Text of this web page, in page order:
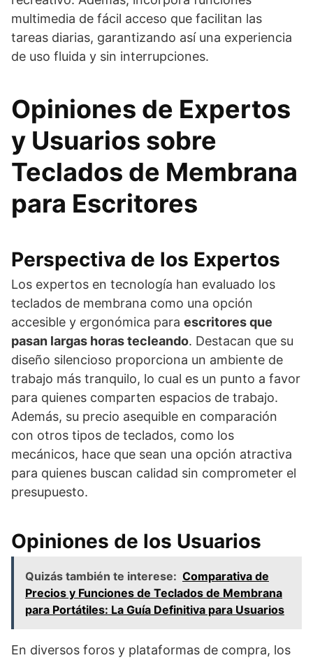
multimedia de fácil acceso que facilitan las
tareas diarias, garantizando así una experiencia
de uso fluida y sin interrupciones.
Opiniones de Expertos
y Usuarios sobre
Teclados de Membrana
para Escritores
Perspectiva de los Expertos
Los expertos en tecnología han evaluado los
teclados de membrana como una opción
accesible y ergonómica para escritores que
pasan largas horas tecleando. Destacan que su
diseño silencioso proporciona un ambiente de
trabajo más tranquilo, lo cual es un punto a favor
para quienes comparten espacios de trabajo.
Además, su precio asequible en comparación
con otros tipos de teclados, como los
mecánicos, hace que sean una opción atractiva
para quienes buscan calidad sin comprometer el
presupuesto.
Opiniones de los Usuarios
Quizás también te interese: Comparativa de
Precios y Funciones de Teclados de Membrana
para Portátiles: La Guía Definitiva para Usuarios
En diversos foros y plataformas de compra, los